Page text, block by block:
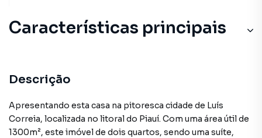
Características principais
Descrição
Apresentando esta casa na pitoresca cidade de Luís
Correia, localizada no litoral do Piauí. Com uma área útil de
1300m², este imóvel de dois quartos, sendo uma suíte,